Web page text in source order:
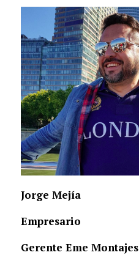
Jorge Mejía
Empresario
Gerente Eme Montajes